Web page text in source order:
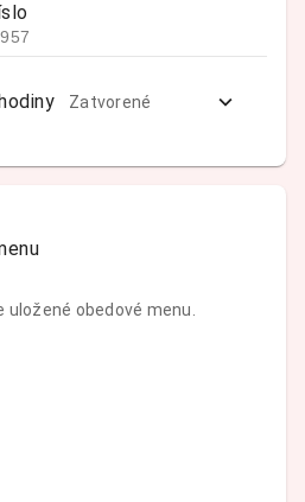
Zatvorené
obedové menu.